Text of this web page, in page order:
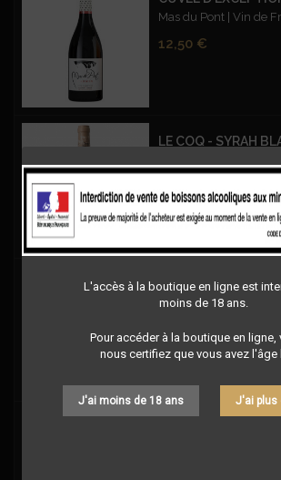
L'accès à la boutique en ligne est
moins de 18 ans.
Pour accéder à la boutique en ligne,
nous certifiez que vous avez l'âge
J'ai moins de 18 ans J'ai plus
Mas du Pont | Vin de
Prix
12,50 €
LE COQ - SYRAH
MR BURGER
AOP Languedoc |
Prix
11,50 €